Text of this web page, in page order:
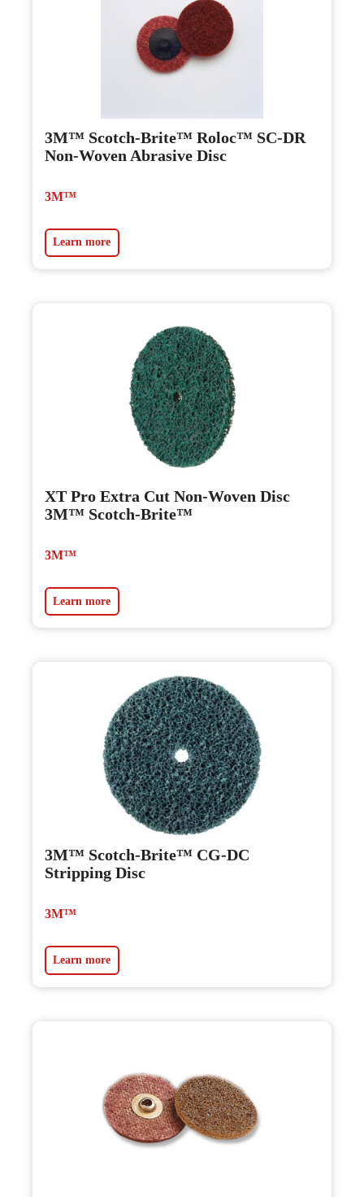
3M™ Scotch-Brite™ Roloc™ SC-DR
Non-Woven Abrasive Disc
3M™
Learn more
XT Pro Extra Cut Non-Woven Disc
3M™ Scotch-Brite™
3M™
Learn more
3M™ Scotch-Brite™ CG-DC
Stripping Disc
3M™
Learn more